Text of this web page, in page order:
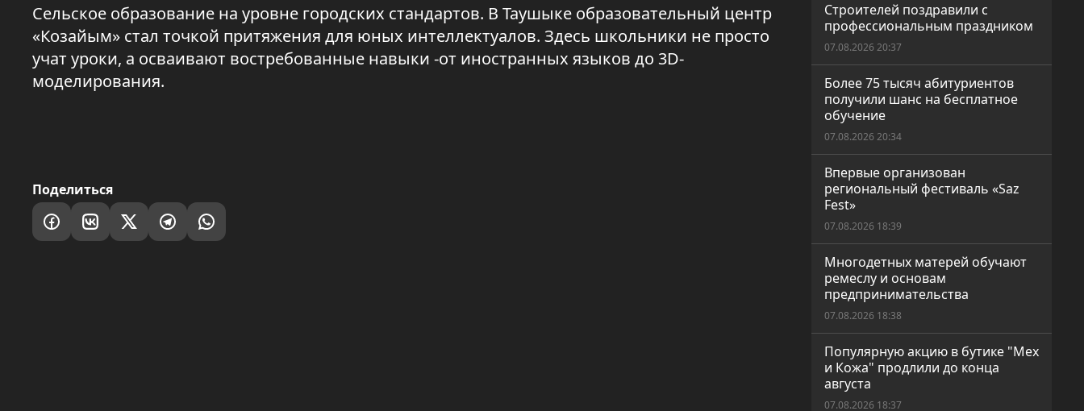
Сельское образование на уровне городских стандартов. В Таушыке образовательный центр
«Козайым» стал точкой притяжения для юных интеллектуалов. Здесь школьники не просто
учат уроки, а осваивают востребованные навыки -от иностранных языков до 3D-
моделирования.
Поделиться
Строителей поздравили с
профессиональным праздником
07.08.2026 20:37
Более 75 тысяч абитуриентов
получили шанс на бесплатное
обучение
07.08.2026 20:34
Впервые организован
региональный фестиваль «Saz
Fest»
07.08.2026 18:39
Многодетных матерей обучают
ремеслу и основам
предпринимательства
07.08.2026 18:38
Популярную акцию в бутике "Мех
и Кожа" продлили до конца
августа
07.08.2026 18:37